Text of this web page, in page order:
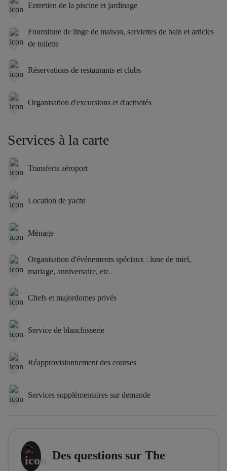
Entretien de la piscine et jardinage
Fourniture de linge de maison, serviettes de bain et articles
de toilette
Réservations de restaurants et clubs
Organisation d'excursions et d'activités
Services à la carte
Transferts aéroport
Location de yacht
Ménage
Organisation d'événements spéciaux : lune de miel,
mariage, anniversaire, etc.
Chefs et majordomes privés
Service de blanchisserie
Réapprovisionnement des courses
Services supplémentaires sur demande
Des questions sur The